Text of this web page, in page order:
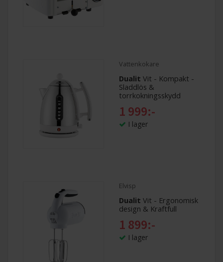
Vattenkokare
Dualit Vit - Kompakt -
Sladdlös &
torrkokningsskydd
1 999:-
I lager
Elvisp
Dualit Vit - Ergonomisk
design & Kraftfull
1 899:-
I lager